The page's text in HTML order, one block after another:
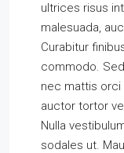
ultrices risus
malesuada,
Curabitur
commodo.
nec mattis orci
auctor tortor
Nulla
sodales ut.